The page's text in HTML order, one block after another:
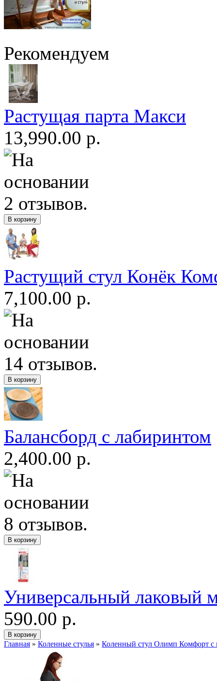
Рекомендуем
Растущая парта Макси
13,990.00 р.
Растущий стул Конёк
7,100.00 р.
Балансборд с лабиринтом
2,400.00 р.
Универсальный лаковый
590.00 р.
Главная » Коленныe стулья » Коленный стул Олимп Комфорт с